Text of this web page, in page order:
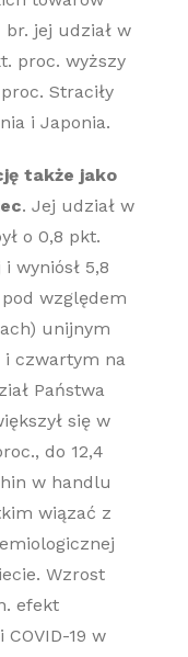
br. jej udział w
proc. wyższy
Straciły
i Japonia.
także jako
. Jej udział w
o 0,8 pkt.
wyniósł 5,8
względem
unijnym
i czwartym na
Państwa
się w
do 12,4
w handlu
wiązać z
Wzrost
efekt
19 w